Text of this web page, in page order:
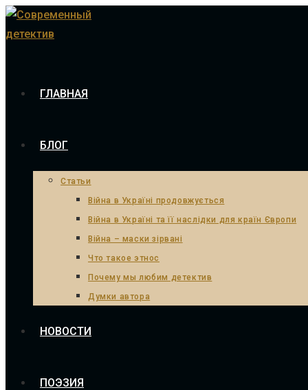
Skip
to
ГЛАВНАЯ
БЛОГ
Статьи
Війна в Україні продовжується
Війна в Україні та її наслідки для країн Європи
Війна – маски зірвані
Что такое этнос
Почему мы любим детектив
Думки автора
НОВОСТИ
ПОЭЗИЯ